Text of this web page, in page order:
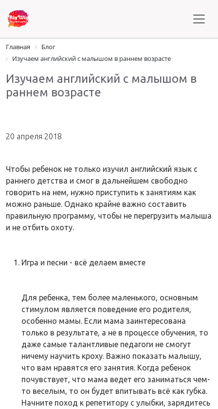
Главная
Блог
Изучаем английский с малышом в раннем возрасте
Изучаем английский с малышом в
раннем возрасте
20 апреля 2018
Чтобы ребенок не только изучил английский язык с
раннего детства и смог в дальнейшем свободно
говорить на нем, нужно приступить к занятиям как
можно раньше. Однако крайне важно составить
правильную программу, чтобы не перегрузить малыша
и не отбить охоту.
Игра и песни - всё делаем вместе
Для ребенка, тем более маленького, основным
стимулом является поведение его родителя,
особенно мамы. Если мама заинтересована
только в результате, а не в процессе обучения, то
даже самые талантливые педагоги не смогут
ничему научить кроху. Важно показать малышу,
что вам нравятся его занятия. Когда ребенок
почувствует, что мама ведет его заниматься чем-
то веселым, то он будет впитывать всё как губка.
Начните поход к репетитору с улыбки, зарядитесь